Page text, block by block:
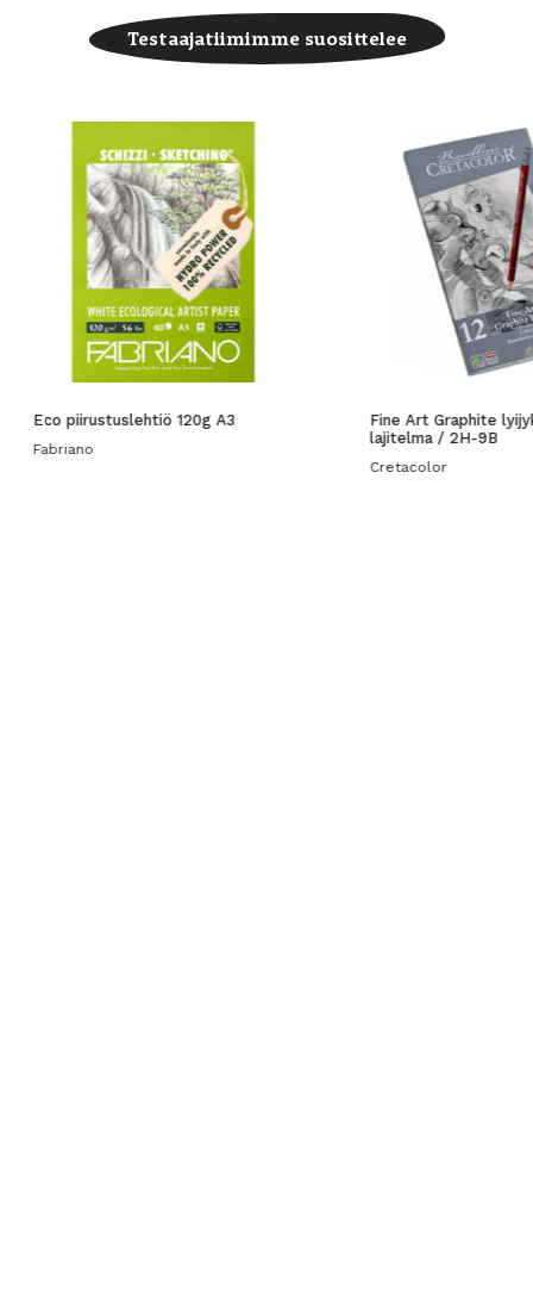
Testaajatiimimme suosittelee
Eco piirustuslehtiö 120g A3
Fabriano
Fine Art Graphite
lajitelma / 2H-9B
Cretacolor